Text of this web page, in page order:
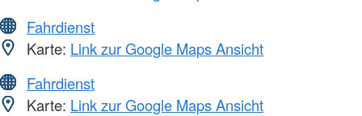
Fahrdienst
Karte: Link zur Google Maps Ansicht
Fahrdienst
Karte: Link zur Google Maps Ansicht